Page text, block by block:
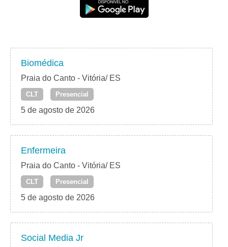
Biomédica
Praia do Canto - Vitória/ ES
CLT Presencial
5 de agosto de 2026
Enfermeira
Praia do Canto - Vitória/ ES
CLT Presencial
5 de agosto de 2026
Social Media Jr